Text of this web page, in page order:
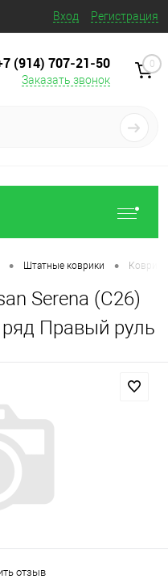
Вход Регистрация
(914) 707‒21‒50
Заказать звонок
0
• Штатные коврики •
Serena (C26)
Правый руль
отзыв